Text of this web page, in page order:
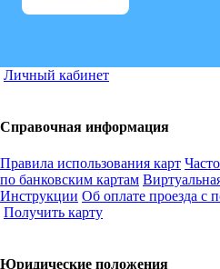
Личный кабинет
Справочная информация
Правила использования карт
по банковским картам
Инструкции Об оплате проезда с
Получить карту
Юридические положения